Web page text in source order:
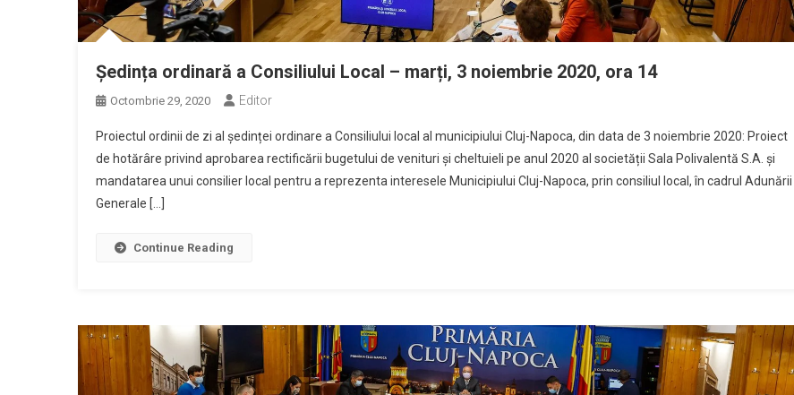
Ședința ordinară a Consiliului Local – marți, 3 noiembrie 2020, ora 14
Octombrie 29, 2020 Editor
Proiectul ordinii de zi al ședinței ordinare a Consiliului local al municipiului Cluj-Napoca, din data de 3 noiembrie 2020: Proiect
de hotărâre privind aprobarea rectificării bugetului de venituri și cheltuieli pe anul 2020 al societății Sala Polivalentă S.A. și
mandatarea unui consilier local pentru a reprezenta interesele Municipiului Cluj-Napoca, prin consiliul local, în cadrul Adunării
Generale […]
Continue Reading